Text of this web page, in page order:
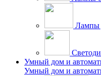
Лампы
Умный дом и
Умный дом и